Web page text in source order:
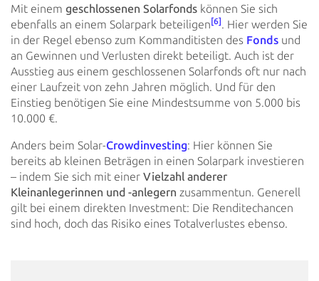
Mit einem geschlossenen Solarfonds können Sie sich
ebenfalls an einem Solarpark beteiligen [6] . Hier werden Sie
in der Regel ebenso zum Kommanditisten des Fonds und
an Gewinnen und Verlusten direkt beteiligt. Auch ist der
Ausstieg aus einem geschlossenen Solarfonds oft nur nach
einer Laufzeit von zehn Jahren möglich. Und für den
Einstieg benötigen Sie eine Mindestsumme von 5.000 bis
10.000 €.
Anders beim Solar-Crowdinvesting: Hier können Sie
bereits ab kleinen Beträgen in einen Solarpark investieren
– indem Sie sich mit einer Vielzahl anderer
Kleinanlegerinnen und -anlegern zusammentun. Generell
gilt bei einem direkten Investment: Die Renditechancen
sind hoch, doch das Risiko eines Totalverlustes ebenso.